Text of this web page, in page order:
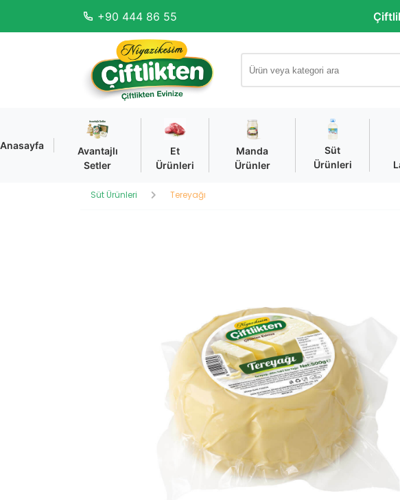
+90 444 86 55
Anasayfa
Avantajlı
Setler
Et
Ürünleri
Manda
Ürünler
Süt
Ürünleri
Süt Ürünleri Tereyağı